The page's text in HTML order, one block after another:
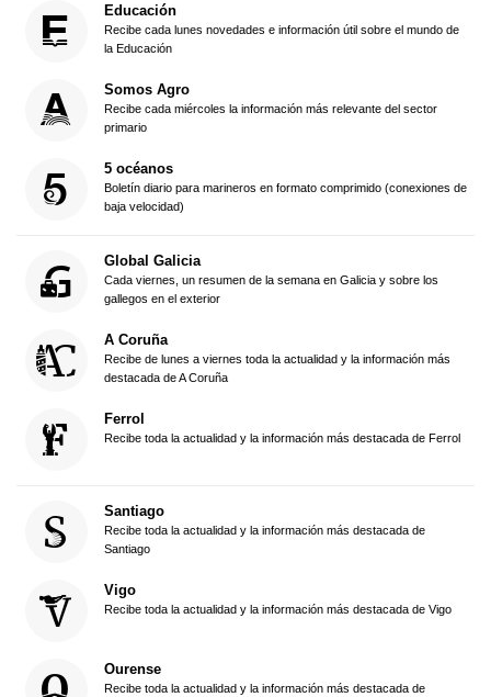
Educación
Recibe cada lunes novedades e información útil sobre el mundo de
la Educación
Somos Agro
Recibe cada miércoles la información más relevante del sector
primario
5 océanos
Boletín diario para marineros en formato comprimido (conexiones de
baja velocidad)
Global Galicia
Cada viernes, un resumen de la semana en Galicia y sobre los
gallegos en el exterior
A Coruña
Recibe de lunes a viernes toda la actualidad y la información más
destacada de A Coruña
Ferrol
Recibe toda la actualidad y la información más destacada de Ferrol
Santiago
Recibe toda la actualidad y la información más destacada de
Santiago
Vigo
Recibe toda la actualidad y la información más destacada de Vigo
Ourense
Recibe toda la actualidad y la información más destacada de